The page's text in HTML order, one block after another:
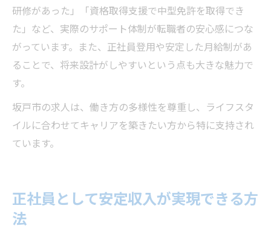
研修があった」「資格取得支援で中型免許を取得でき
た」など、実際のサポート体制が転職者の安心感につな
がっています。また、正社員登用や安定した月給制があ
ることで、将来設計がしやすいという点も大きな魅力で
す。
坂戸市の求人は、働き方の多様性を尊重し、ライフスタ
イルに合わせてキャリアを築きたい方から特に支持され
ています。
正社員として安定収入が実現できる方
法